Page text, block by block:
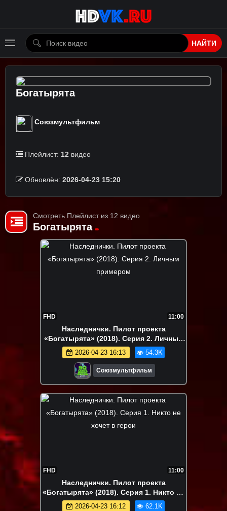
НАЙТИ
Богатырята
Союзмультфильм
Плейлист: 12 видео
Обновлён: 2026-04-23 15:20
Смотреть Плейлист из 12 видео
Богатырята
FHD 11:00
Наследнички. Пилот проекта
«Богатырята» (2018). Серия 2. Личным
примером
2026-04-23 16:13 54.3K
Союзмультфильм
FHD 11:00
Наследнички. Пилот проекта
«Богатырята» (2018). Серия 1. Никто не
хочет в герои
2026-04-23 16:12 62.1K